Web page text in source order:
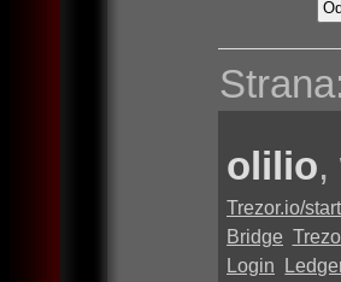
olilio,
Trezor.io/start
Bridge
Login